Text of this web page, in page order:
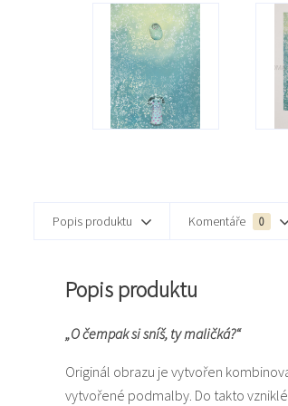
Popis produktu Komentáře 0
Popis produktu
„O čempak si sníš, ty maličká?“
Originál obrazu je vytvořen
vytvořené podmalby. Do takto